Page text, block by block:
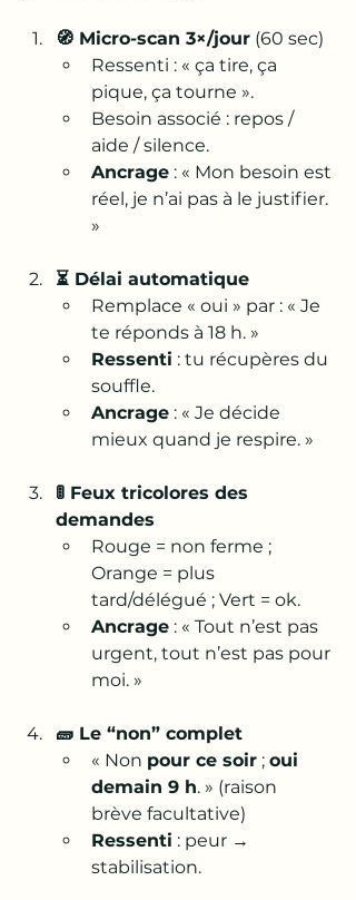
🧭 Micro-scan 3×/jour (60 sec)
Ressenti : « ça tire, ça
pique, ça tourne ».
Besoin associé : repos /
aide / silence.
Ancrage : « Mon besoin est
réel, je n’ai pas à le justifier.
»
⏳ Délai automatique
Remplace « oui » par : « Je
te réponds à 18 h. »
Ressenti : tu récupères du
souffle.
Ancrage : « Je décide
mieux quand je respire. »
🚦 Feux tricolores des
demandes
Rouge = non ferme ;
Orange = plus
tard/délégué ; Vert = ok.
Ancrage : « Tout n’est pas
urgent, tout n’est pas pour
moi. »
🧱 Le “non” complet
« Non pour ce soir ; oui
demain 9 h. » (raison
brève facultative)
Ressenti : peur →
stabilisation.